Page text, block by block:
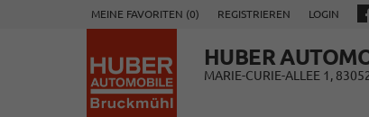
MEINE FAVORITEN (0) REGISTRIEREN LOGIN
HUBER
MARIE-CURIE-ALLEE 1,